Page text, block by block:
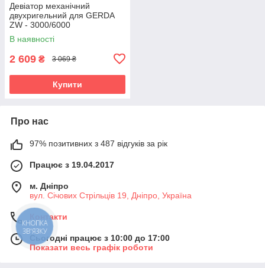
Девіатор механічний
двухригельний для GERDA
ZW - 3000/6000
В наявності
2 609 ₴ 3 069 ₴
Купити
Про нас
97% позитивних з 487 відгуків за рік
Працює з 19.04.2017
м. Дніпро
вул. Січових Стрільців 19, Дніпро, Україна
Контакти
Сьогодні працює з 10:00 до 17:00
Показати весь графік роботи
КНОПКА
ЗВ'ЯЗКУ